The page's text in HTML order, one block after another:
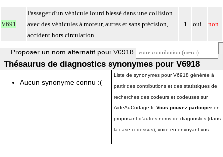
V691
Passager d'un véhicule lourd blessé dans une collision
avec des véhicules à moteur, autres et sans précision,
accident hors circulation
1 oui non
Proposer un nom alternatif pour V6918
Thésaurus de diagnostics synonymes pour V6918
Aucun synonyme connu :(
Liste de synonymes pour V6918 générée à
partir des contributions et des statistiques de
recherches des codeurs et codeuses sur
AideAuCodage.fr. Vous pouvez participer en
proposant d'autres noms de diagnostics (dans
la case ci-dessus), voire en envoyant vos